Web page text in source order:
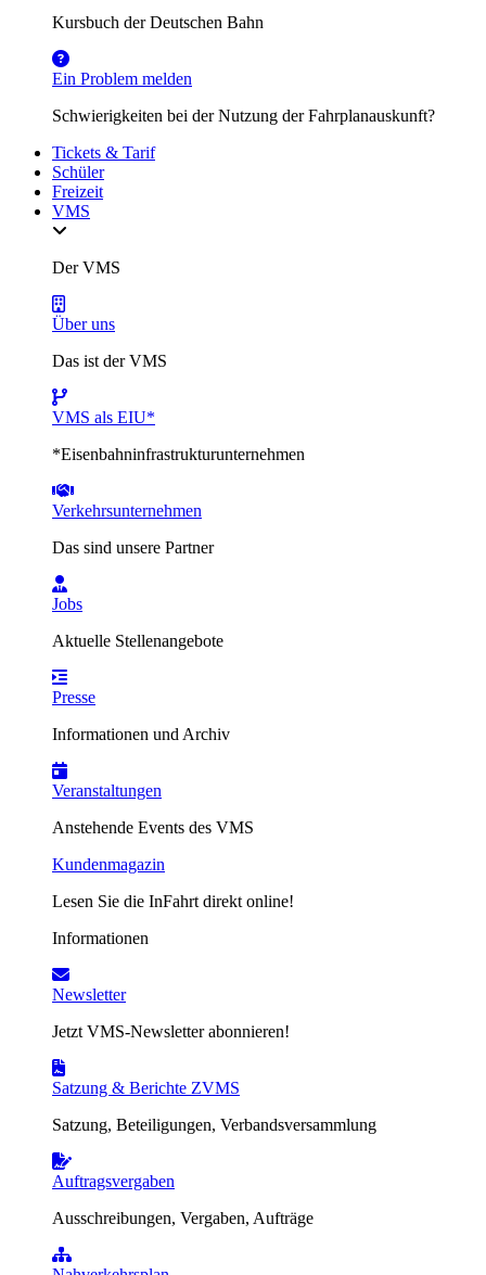
Kursbuch der Deutschen Bahn
Ein Problem melden
Schwierigkeiten bei der Nutzung der Fahrplanauskunft?
Tickets & Tarif
Schüler
Freizeit
VMS
Der VMS
Über uns
Das ist der VMS
VMS als EIU*
*Eisenbahninfrastrukturunternehmen
Verkehrsunternehmen
Das sind unsere Partner
Jobs
Aktuelle Stellenangebote
Presse
Informationen und Archiv
Veranstaltungen
Anstehende Events des VMS
Kundenmagazin
Lesen Sie die InFahrt direkt online!
Informationen
Newsletter
Jetzt VMS-Newsletter abonnieren!
Satzung & Berichte ZVMS
Satzung, Beteiligungen, Verbandsversammlung
Auftragsvergaben
Ausschreibungen, Vergaben, Aufträge